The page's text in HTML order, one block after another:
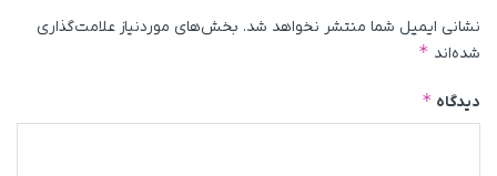
نشانی ایمیل شما منتشر نخواهد شد. بخش‌های موردنیاز علامت‌گذاری
شده‌اند *
دیدگاه *